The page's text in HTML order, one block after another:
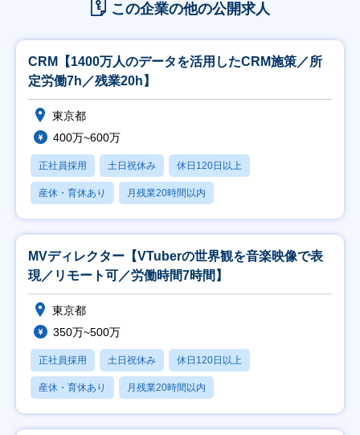
この企業の他の公開求人
CRM【1400万人のデータを活用したCRM施策／所
定労働7h／残業20h】
東京都
400万~600万
正社員採用 土日祝休み 休日120日以上
産休・育休あり 月残業20時間以内
MVディレクター【VTuberの世界観を音楽映像で表
現／リモート可／労働時間7時間】
東京都
350万~500万
正社員採用 土日祝休み 休日120日以上
産休・育休あり 月残業20時間以内